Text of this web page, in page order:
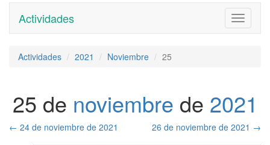
Toggle
Actividades
Actividades 2021 Noviembre 25
25 de noviembre de 2021
← 24 de noviembre de 2021 26 de noviembre de 2021 →